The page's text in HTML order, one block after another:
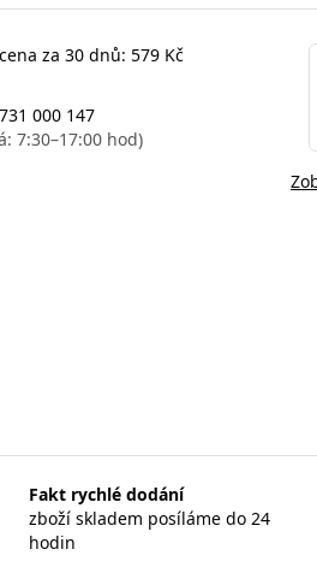
za 30 dnů: 579 Kč
000 147
7:30–17:00 hod)
Fakt rychlé dodání
zboží skladem posíláme do 24
hodin